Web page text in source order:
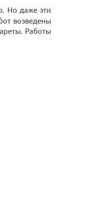
Но даже эти
возведены
Работы